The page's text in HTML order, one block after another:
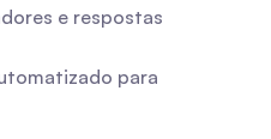
e respostas
para